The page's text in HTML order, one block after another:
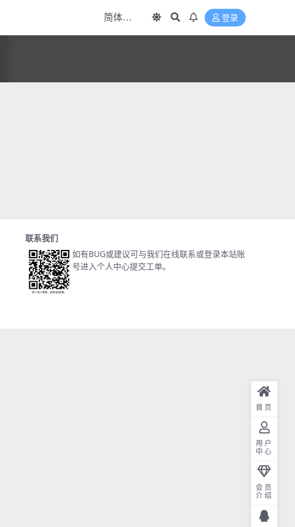
登录
联系我们
如有BUG或建议可与我们在线联系或登录本站账
号进入个人中心提交工单。
首页
用户
中心
会员
介绍